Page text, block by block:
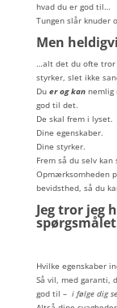
hvad du er god til…
Tungen slår knuder
Men
…alt det du ofte tror
styrker, slet ikke
Du er og kannemlig
god til det.
De skal frem i lyset.
Dine egenskaber.
Dine styrker.
Frem så du selv kan
Opmærksomheden
bevidsthed, så du
Jeg tror jeg
Hvilke egenskaber
Så vil, med garanti,
god til – i følge dig